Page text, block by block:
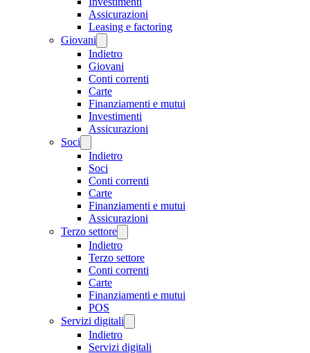
Assicurazioni
Leasing e factoring
Giovani
Indietro
Giovani
Conti correnti
Carte
Finanziamenti e mutui
Investimenti
Assicurazioni
Soci
Indietro
Soci
Conti correnti
Carte
Finanziamenti e mutui
Assicurazioni
Terzo settore
Indietro
Terzo settore
Conti correnti
Carte
Finanziamenti e mutui
POS
Servizi digitali
Indietro
Servizi digitali